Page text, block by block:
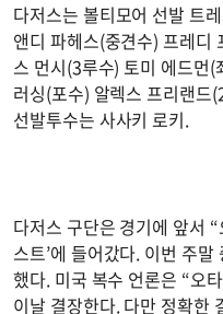
다저스는 볼티모어 선발 트
앤디 파헤스(중견수) 프레디
스 먼시(3루수) 토미 에드먼
러싱(포수) 알렉스 프리랜드
선발투수는 사사키 로키.
다저스 구단은 경기에 앞서
스트’에 들어갔다. 이번 주
했다. 미국 복수 언론은 “오
이날 결장한다. 다만 정확한